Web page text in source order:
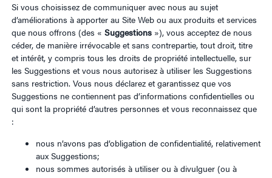
Si vous choisissez de communiquer avec nous au sujet
d’améliorations à apporter au Site Web ou aux produits et services
que nous offrons (des « Suggestions»), vous acceptez de nous
céder, de manière irrévocable et sans contrepartie, tout droit, titre
et intérêt, y compris tous les droits de propriété intellectuelle, sur
les Suggestions et vous nous autorisez à utiliser les Suggestions
sans restriction. Vous nous déclarez et garantissez que vos
Suggestions ne contiennent pas d’informations confidentielles ou
qui sont la propriété d’autres personnes et vous reconnaissez que
:
nous n’avons pas d’obligation de confidentialité, relativement
aux Suggestions;
nous sommes autorisés à utiliser ou à divulguer (ou à